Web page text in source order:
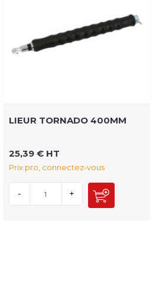
LIEUR TORNADO 400MM
25,39 € HT
Prix pro, connectez-vous
- +